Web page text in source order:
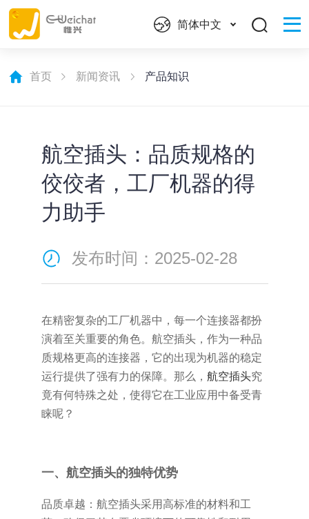
简体中文
首页 新闻资讯 产品知识
航空插头：品质规格的
佼佼者，工厂机器的得
力助手
发布时间：2025-02-28
在精密复杂的工厂机器中，每一个连接器都扮
演着至关重要的角色。航空插头，作为一种品
质规格更高的连接器，它的出现为机器的稳定
运行提供了强有力的保障。那么， 航空插头究
竟有何特殊之处，使得它在工业应用中备受青
睐呢？
一、航空插头的独特优势
品质卓越：航空插头采用高标准的材料和工